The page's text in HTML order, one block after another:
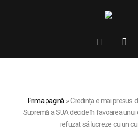
Prima pagină»Credința e mai presus
Supremă a SUA decide în favoarea
refuzat să lucreze cu un